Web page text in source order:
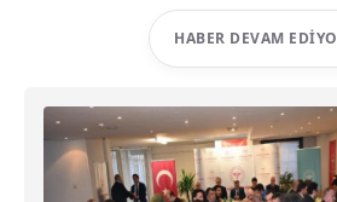
HABER DEVAM